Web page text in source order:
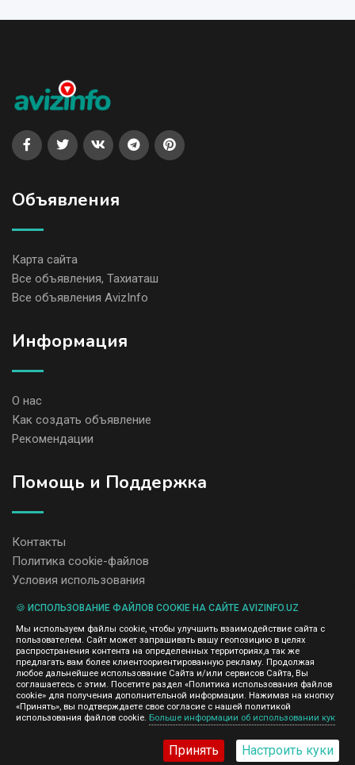
Объявления
Карта сайта
Все объявления, Тахиаташ
Все объявления AvizInfo
Информация
О нас
Как создать объявление
Рекомендации
Помощь и Поддержка
Контакты
Политика cookie-файлов
Условия использования
содержание размещенных объявлений.
Мы ценим конфиденциальность наших пользователей. Мы не
передаем и не продаем личную информацию зарегистрированных
пользователей AvizInfo.uz третьим лицам. Мы не отвечаем за
правила конфиденциальности сайтов на которые ссылается
AvizInfo.uz. На некоторых страницах нашего сайта представлена
реклама Google Adsense Advertising Network. Чтобы узнать
подробней о правилах конфиденциальности Googleнажмите тут
🍪 ИСПОЛЬЗОВАНИЕ ФАЙЛОВ COOKIE НА САЙТЕ AVIZINFO.UZ
Мы используем файлы cookie, чтобы улучшить взаимодействие сайта с
пользователем. Сайт может запрашивать вашу геопозицию в целях
распространения контента на определенных территориях,а так же
предлагать вам более клиентоориентированную рекламу. Продолжая
любое дальнейшее использование Сайта и/или сервисов Сайта, Вы
соглашаетесь с этим. Посетите раздел «Политика использования файлов
cookie» для получения дополнительной информации. Нажимая на кнопку
«Принять», вы подтверждаете свое согласие с нашей политикой
использования файлов cookie. Больше информации об использовании кук
Принять Настроить куки